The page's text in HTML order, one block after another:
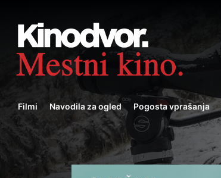
Filmi Navodila za ogled Pogosta vprašanja